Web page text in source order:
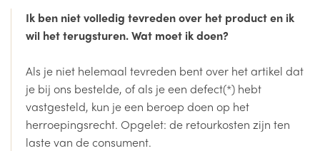
Ik ben niet volledig tevreden over het product en ik
wil het terugsturen. Wat moet ik doen?
Als je niet helemaal tevreden bent over het artikel dat
je bij ons bestelde, of als je een defect(*) hebt
vastgesteld, kun je een beroep doen op het
herroepingsrecht. Opgelet: de retourkosten zijn ten
laste van de consument.